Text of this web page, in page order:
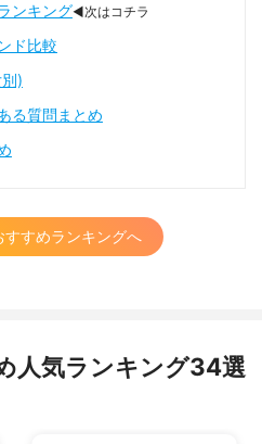
ンキング◀次はコチラ
ド比較
)
る質問まとめ
すめランキングへ
人気ランキング34選